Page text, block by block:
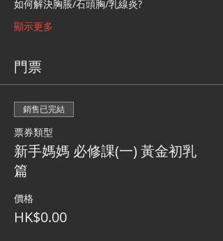
如何解決胸脹/石頭胸/乳線炎?
顯示更多
門票
銷售已完結
票券類型
新手媽媽 必修課(一) 黃金初乳
篇
價格
HK$0.00